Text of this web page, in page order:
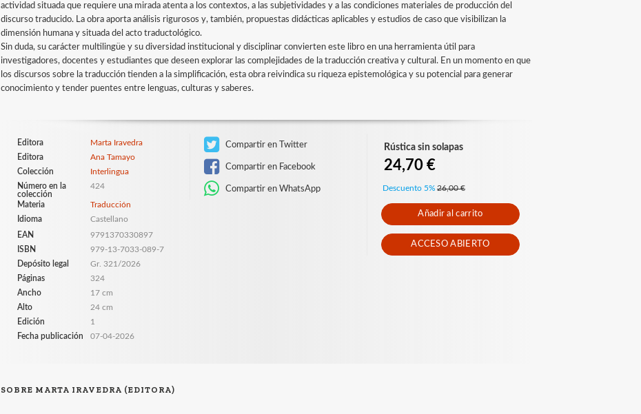
actividad situada que requiere una mirada atenta a los contextos, a las subjetividades y a las condiciones materiales de producción del
discurso traducido. La obra aporta análisis rigurosos y, también, propuestas didácticas aplicables y estudios de caso que visibilizan la
dimensión humana y situada del acto traductológico.
Sin duda, su carácter multilingüe y su diversidad institucional y disciplinar convierten este libro en una herramienta útil para
investigadores, docentes y estudiantes que deseen explorar las complejidades de la traducción creativa y cultural. En un momento en que
los discursos sobre la traducción tienden a la simplificación, esta obra reivindica su riqueza epistemológica y su potencial para generar
conocimiento y tender puentes entre lenguas, culturas y saberes.
Editora
Marta Iravedra
Editora
Ana Tamayo
Colección
Interlingua
Número en la
colección
424
Materia
Traducción
Idioma
Castellano
EAN
9791370330897
ISBN
979-13-7033-089-7
Depósito legal
Gr. 321/2026
Páginas
324
Ancho
17 cm
Alto
24 cm
Edición
1
Fecha publicación
07-04-2026
Compartir en Twitter
Compartir en Facebook
Compartir en WhatsApp
Rústica sin solapas
24,70 €
Descuento 5% 26,00 €
Añadir al carrito
ACCESO ABIERTO
SOBRE MARTA IRAVEDRA (EDITORA)